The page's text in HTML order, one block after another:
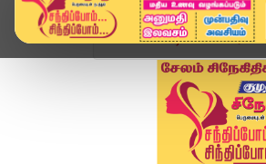
Home வீடியோ ஸ்டோரி